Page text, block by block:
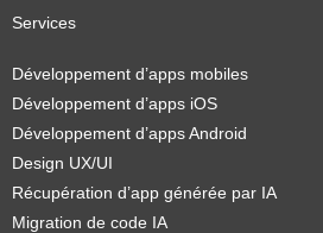
Services
Développement d’apps mobiles
Développement d’apps iOS
Développement d’apps Android
Design UX/UI
Récupération d’app générée par IA
Migration de code IA